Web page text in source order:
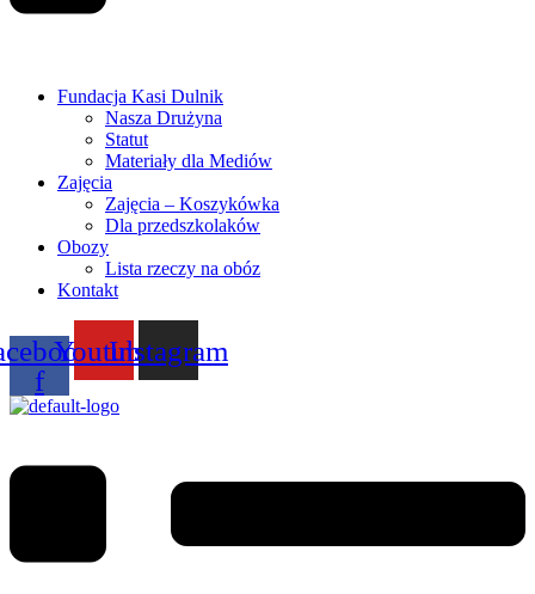
Fundacja Kasi Dulnik
Nasza Drużyna
Statut
Materiały dla Mediów
Zajęcia
Zajęcia – Koszykówka
Dla przedszkolaków
Obozy
Lista rzeczy na obóz
Kontakt
f
YoutubeInstagram